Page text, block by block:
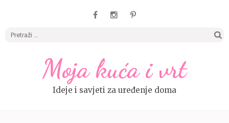
Moja kuća i vrt
Ideje i savjeti za uređenje doma